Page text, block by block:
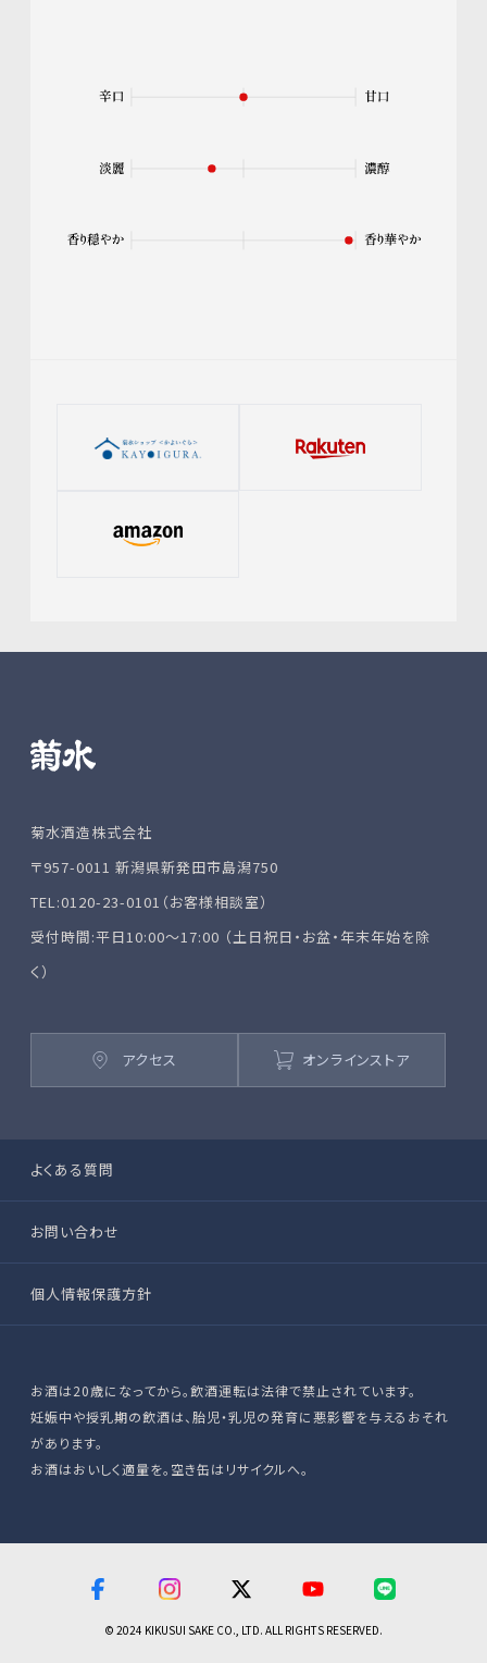
菊水酒造株式会社
〒957-0011 新潟県新発田市島潟750
TEL:0120-23-0101（お客様相談室）
受付時間:平日10:00～17:00 （土日祝日・お盆・年末年始を除
く）
アクセス オンラインストア
よくある質問
お問い合わせ
個人情報保護方針
お酒は20歳になってから。飲酒運転は法律で禁止されています。
妊娠中や授乳期の飲酒は、胎児・乳児の発育に悪影響を与えるおそれ
があります。
お酒はおいしく適量を。空き缶はリサイクルへ。
© 2024 KIKUSUI SAKE CO., LTD. ALL RIGHTS RESERVED.